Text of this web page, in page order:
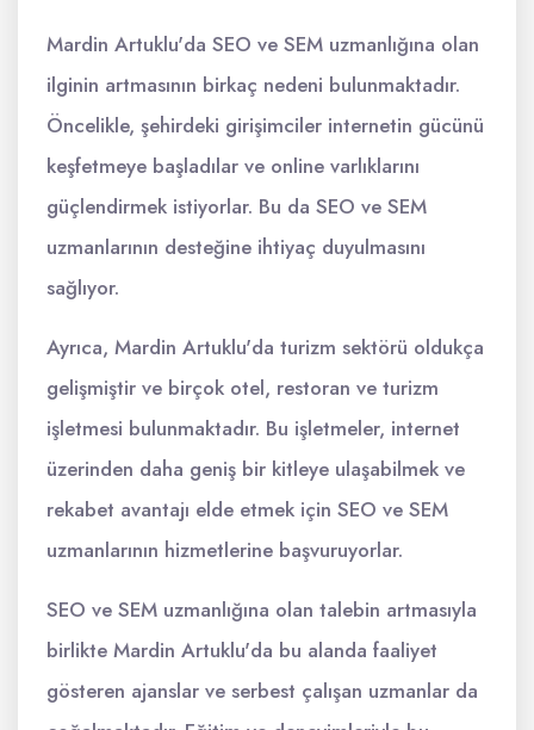
Mardin Artuklu'da SEO ve SEM uzmanlığına olan
ilginin artmasının birkaç nedeni bulunmaktadır.
Öncelikle, şehirdeki girişimciler internetin gücünü
keşfetmeye başladılar ve online varlıklarını
güçlendirmek istiyorlar. Bu da SEO ve SEM
uzmanlarının desteğine ihtiyaç duyulmasını
sağlıyor.
Ayrıca, Mardin Artuklu'da turizm sektörü oldukça
gelişmiştir ve birçok otel, restoran ve turizm
işletmesi bulunmaktadır. Bu işletmeler, internet
üzerinden daha geniş bir kitleye ulaşabilmek ve
rekabet avantajı elde etmek için SEO ve SEM
uzmanlarının hizmetlerine başvuruyorlar.
SEO ve SEM uzmanlığına olan talebin artmasıyla
birlikte Mardin Artuklu'da bu alanda faaliyet
gösteren ajanslar ve serbest çalışan uzmanlar da